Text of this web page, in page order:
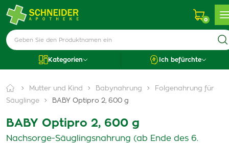
0
Kategorien Ich befürchte
Mutter und Kind Babynahrung
Folgenahrung für
Säuglinge
BABY Optipro 2, 600 g
BABY Optipro 2, 600 g
Nachsorge-Säuglingsnahrung (ab Ende des 6.